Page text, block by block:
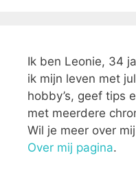
Ik ben Leonie, 34
ik mijn leven met
hobby’s, geef tips
met meerdere
Wil je meer over
Over mij pagina.